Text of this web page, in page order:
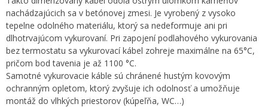
nachádzajúcich sa v betónovej zmesi. Je vyrobený z vysoko
tepelne odolného materiálu, ktorý sa nedeformuje ani pri
dlhotrvajúcom vykurovaní. Pri zapojení podlahového vykurovania
bez termostatu sa vykurovací kábel zohreje maximálne na 65°C,
pričom bod tavenia je až 1100 °C.
Samotné vykurovacie káble sú chránené hustým kovovým
ochranným opletom, ktorý zvyšuje ich odolnosť a umožňuje
montáž do vlhkých priestorov (kúpeľňa, WC…)